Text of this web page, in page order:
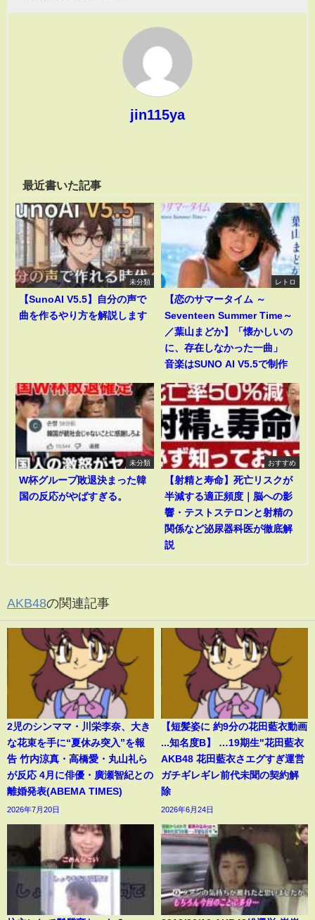
jin115ya
最近書いた記事
未分類
【SunoAI V5.5】自分の声で
曲を作るやり方を解説します
レトロ
【恋のサマータイム ～
Seventeen Summer Time～
／葉山まどか】「懐かしいの
に、存在しなかった一曲」
音楽はSUNO AI V5.5で制作
未分類
W杯グループ敗退決まった韓
国の反応がやばすぎる。
おすすめ
【射精と寿命】死亡リスクが
半減する適正頻度｜脳への影
響・テストステロンと射精の
関係など泌尿器科医が徹底解
説
AKB48の関連記事
2児のシンママ・川栄李奈、大き
な花束を手に“夏休み突入”を報
告 竹内涼真・高橋愛・丸山礼ら
が反応 4月に俳優・廣瀬智紀との
離婚発表(ABEMA TIMES)
2026年7月20日
【短髪姿に 約9分の花田藍衣動画
...知名度B】 …19期生"花田藍衣
AKB48 花田藍衣さエグすぎ運営
ガチギレギレ前代未聞の契約解
除
2026年6月24日